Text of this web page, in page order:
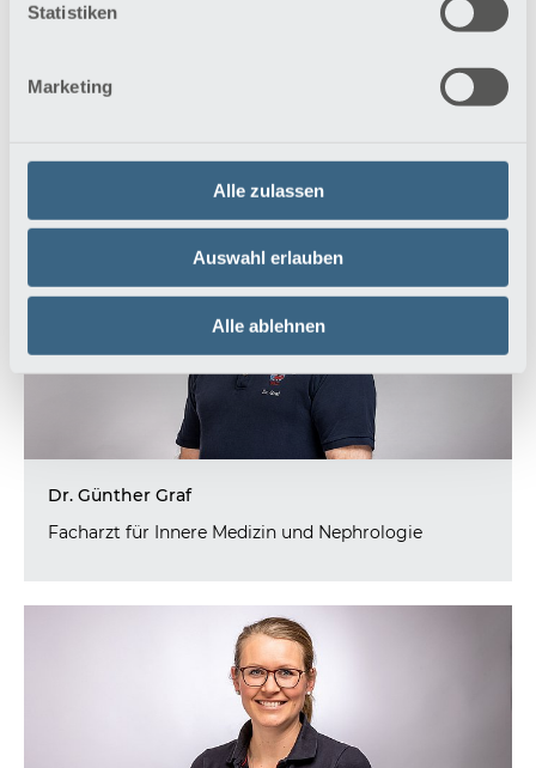
Statistiken
Marketing
Alle zulassen
Auswahl erlauben
Alle ablehnen
Dr. Carsten Brockmann
Dialyse
Dr. Günther Graf
Facharzt für Innere Medizin und Nephrologie